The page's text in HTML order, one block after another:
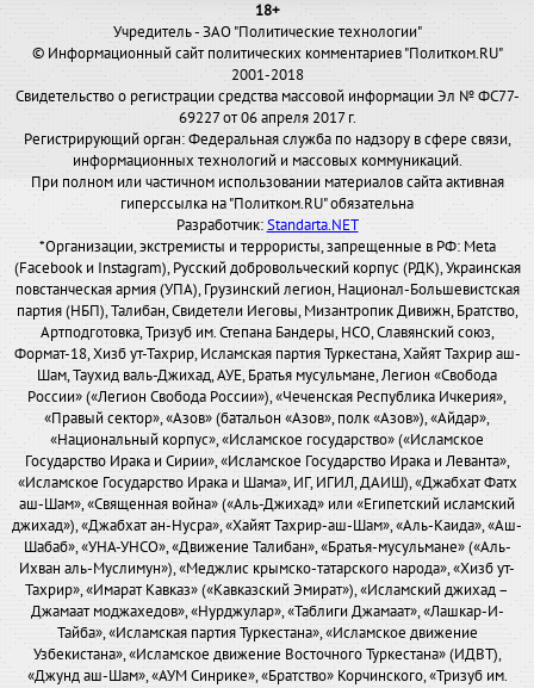
18+
Учредитель - ЗАО "Политические технологии"
© Информационный сайт политических комментариев "Политком.RU"
2001-2018
Свидетельство о регистрации средства массовой информации Эл № ФС77-
69227 от 06 апреля 2017 г.
Регистрирующий орган: Федеральная служба по надзору в сфере связи,
информационных технологий и массовых коммуникаций.
При полном или частичном использовании материалов сайта активная
гиперссылка на "Политком.RU" обязательна
Разработчик:Standarta.NET
*Организации, экстремисты и террористы, запрещенные в РФ: Meta
(Facebook и Instagram), Русский добровольческий корпус (РДК), Украинская
повстанческая армия (УПА), Грузинский легион, Национал-Большевистская
партия (НБП), Талибан, Свидетели Иеговы, Мизантропик Дивижн, Братство,
Артподготовка, Тризуб им. Степана Бандеры, НСО, Славянский союз,
Формат-18, Хизб ут-Тахрир, Исламская партия Туркестана, Хайят Тахрир аш-
Шам, Таухид валь-Джихад, АУЕ, Братья мусульмане, Легион «Свобода
России» («Легион Свобода России»), «Чеченская Республика Ичкерия»,
«Правый сектор», «Азов» (батальон «Азов», полк «Азов»), «Айдар»,
«Национальный корпус», «Исламское государство» («Исламское
Государство Ирака и Сирии», «Исламское Государство Ирака и Леванта»,
«Исламское Государство Ирака и Шама», ИГ, ИГИЛ, ДАИШ), «Джабхат Фатх
аш-Шам», «Священная война» («Аль-Джихад» или «Египетский исламский
джихад»), «Джабхат ан-Нусра», «Хайят Тахрир-аш-Шам», «Аль-Каида», «Аш-
Шабаб», «УНА-УНСО», «Движение Талибан», «Братья-мусульмане» («Аль-
Ихван аль-Муслимун»), «Меджлис крымско-татарского народа», «Хизб ут-
Тахрир», «Имарат Кавказ» («Кавказский Эмират»), «Исламский джихад –
Джамаат моджахедов», «Нурджулар», «Таблиги Джамаат», «Лашкар-И-
Тайба», «Исламская партия Туркестана», «Исламское движение
Узбекистана», «Исламское движение Восточного Туркестана» (ИДВТ),
«Джунд аш-Шам», «АУМ Синрике», «Братство» Корчинского, «Тризуб им.